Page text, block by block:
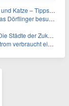
erfolgreichen Eingewöhnung
im Kammerbezirk Freiburg
Zukunft sind grün-blau
ein Aufzug im Gebäude